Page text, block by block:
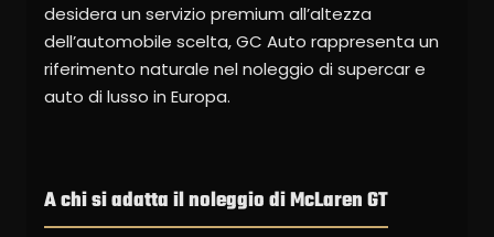
desidera un servizio premium all’altezza
dell’automobile scelta, GC Auto rappresenta un
riferimento naturale nel noleggio di supercar e
auto di lusso in Europa.
A chi si adatta il noleggio di McLaren GT